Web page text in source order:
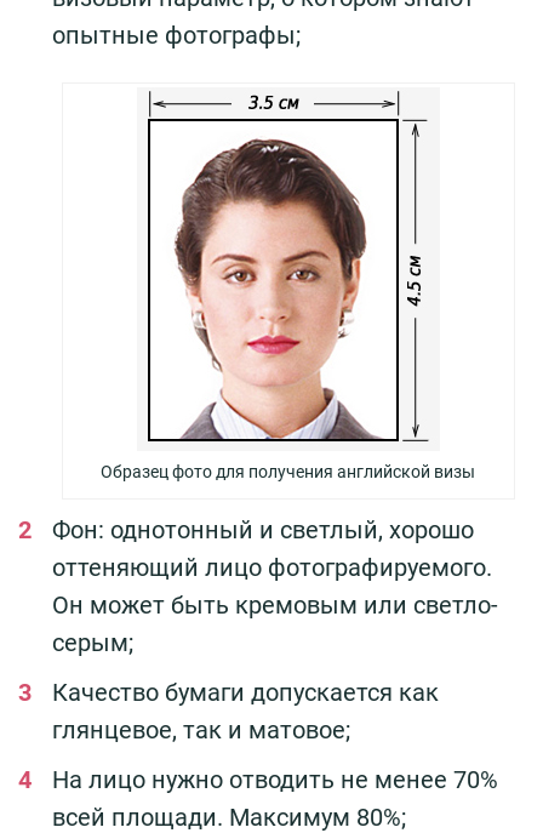
опытные фотографы;
Образец фото для получения английской визы
Фон: однотонный и светлый, хорошо
оттеняющий лицо фотографируемого.
Он может быть кремовым или светло-
серым;
Качество бумаги допускается как
глянцевое, так и матовое;
На лицо нужно отводить не менее 70%
всей площади. Максимум 80%;